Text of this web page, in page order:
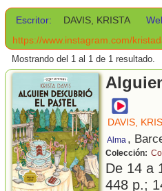
Escritor: DAVIS, KRISTA
https://www.instagram.com/
Mostrando del 1 al 1 de 1 resultado.
DAVIS,
Alma ,
Colección:
De 14 a
448 p.;